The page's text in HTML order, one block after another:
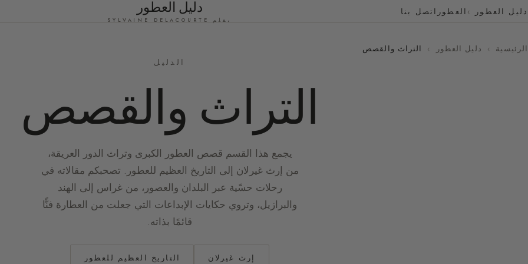
دليل العطور العطور اتصل بنا دليل العطور
بقلم SYLVAINE DELACOURTE
الرئيسية › دليل العطور ›
التراث والقصص
الدليل
التراث والقصص
يجمع هذا القسم قصص العطور الكبرى وتراث الدور العريقة،
من إرث غيرلان إلى التاريخ العظيم للعطور. تصحبكم مقالاته في
رحلات حسّية عبر البلدان والعصور، من غراس إلى الهند
والبرازيل، وتروي حكايات الإبداعات التي جعلت من العطارة فنًّا
قائمًا بذاته.
إرث غيرلان التاريخ العظيم للعطور